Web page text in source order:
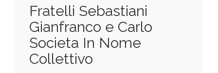
Fratelli Sebastiani
Gianfranco e Carlo
Societa In Nome
Collettivo